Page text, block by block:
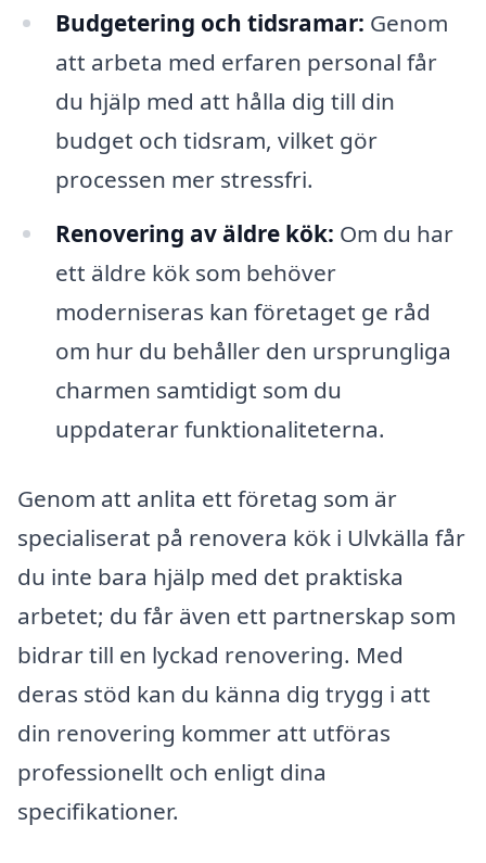
Budgetering och tidsramar: Genom
att arbeta med erfaren personal får
du hjälp med att hålla dig till din
budget och tidsram, vilket gör
processen mer stressfri.
Renovering av äldre kök: Om du har
ett äldre kök som behöver
moderniseras kan företaget ge råd
om hur du behåller den ursprungliga
charmen samtidigt som du
uppdaterar funktionaliteterna.
Genom att anlita ett företag som är
specialiserat på renovera kök i Ulvkälla får
du inte bara hjälp med det praktiska
arbetet; du får även ett partnerskap som
bidrar till en lyckad renovering. Med
deras stöd kan du känna dig trygg i att
din renovering kommer att utföras
professionellt och enligt dina
specifikationer.